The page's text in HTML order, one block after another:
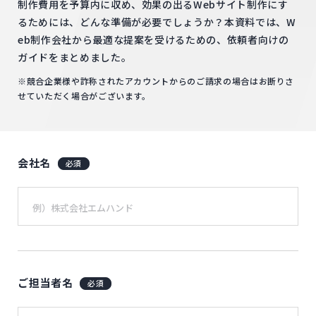
制作費用を予算内に収め、効果の出るWebサイト制作にす
るためには、どんな準備が必要でしょうか？本資料では、W
eb制作会社から最適な提案を受けるための、依頼者向けの
ガイドをまとめました。
※競合企業様や詐称されたアカウントからのご請求の場合はお断りさ
せていただく場合がございます。
会社名 必須
ご担当者名 必須